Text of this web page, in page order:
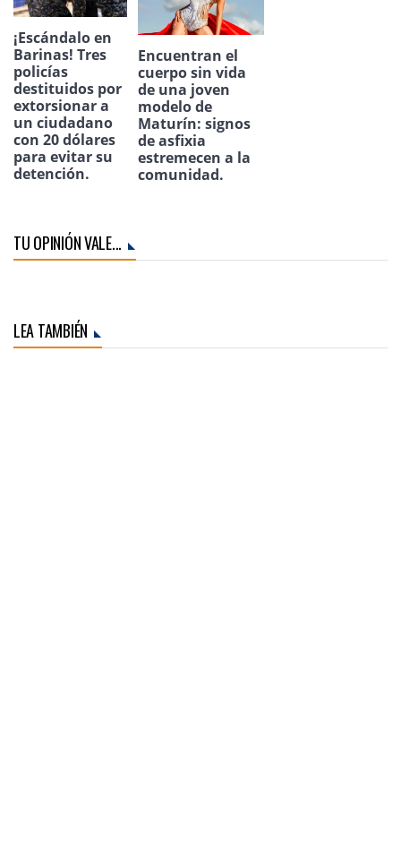
¡Escándalo en
Barinas! Tres
policías
destituidos por
extorsionar a
un ciudadano
con 20 dólares
para evitar su
detención.
Encuentran el
cuerpo sin vida
de una joven
modelo de
Maturín: signos
de asfixia
estremecen a la
comunidad.
TU OPINIÓN VALE...
LEA TAMBIÉN